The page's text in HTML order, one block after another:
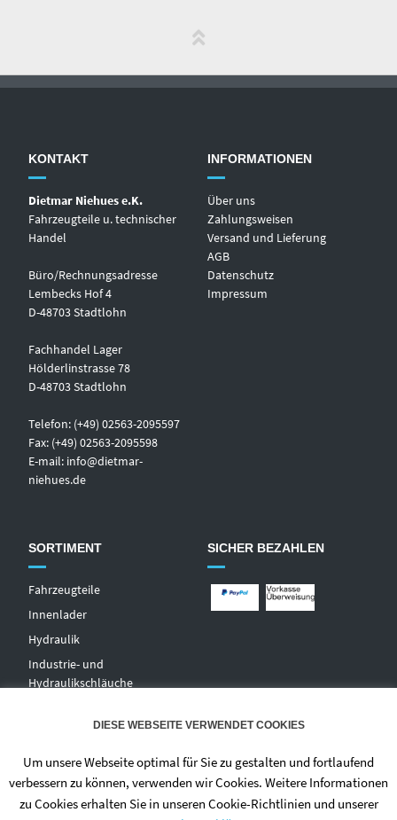
KONTAKT
Dietmar Niehues e.K.
Fahrzeugteile u. technischer
Handel
Büro/Rechnungsadresse
Lembecks Hof 4
D-48703 Stadtlohn
Fachhandel Lager
Hölderlinstrasse 78
D-48703 Stadtlohn
Telefon: (+49) 02563-2095597
Fax: (+49) 02563-2095598
E-mail: info@dietmar-
niehues.de
INFORMATIONEN
Über uns
Zahlungsweisen
Versand und Lieferung
AGB
Datenschutz
Impressum
SORTIMENT
Fahrzeugteile
Innenlader
Hydraulik
Industrie- und
Hydraulikschläuche
Zentralschmierungen
Hochdruckwaschgeräte und
SICHER BEZAHLEN
DIESE WEBSEITE VERWENDET COOKIES
Um unsere Webseite optimal für Sie zu gestalten und fortlaufend
verbessern zu können, verwenden wir Cookies. Weitere Informationen
zu Cookies erhalten Sie in unseren Cookie-Richtlinien und unserer